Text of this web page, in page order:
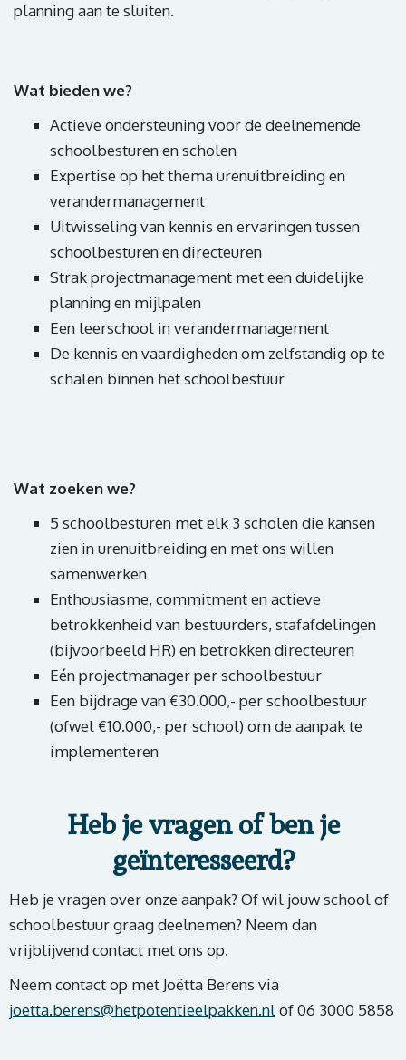
planning aan te sluiten.
Wat bieden we?
Actieve ondersteuning voor de deelnemende
schoolbesturen en scholen ​
Expertise op het thema urenuitbreiding en
verandermanagement​
Uitwisseling van kennis en ervaringen tussen
schoolbesturen en directeuren​
Strak projectmanagement met een duidelijke
planning en mijlpalen ​
Een leerschool in verandermanagement
De kennis en vaardigheden om zelfstandig op te
schalen binnen het schoolbestuur
Wat zoeken we?
​5 schoolbesturen met elk 3 scholen die kansen
zien in urenuitbreiding en met ons willen
samenwerken
Enthousiasme, commitment en actieve
betrokkenheid van bestuurders, stafafdelingen
(bijvoorbeeld HR) en betrokken directeuren​
Eén projectmanager per schoolbestuur
Een bijdrage van €30.000,- per schoolbestuur
(ofwel €10.000,- per school) om de aanpak te
implementeren
Heb je vragen of ben je
geïnteresseerd?
Heb je vragen over onze aanpak? Of wil jouw school of
schoolbestuur graag deelnemen? Neem dan
vrijblijvend contact met ons op.
Neem contact op met Joëtta Berens via
joetta.berens@hetpotentieelpakken.nlof 06 3000 5858